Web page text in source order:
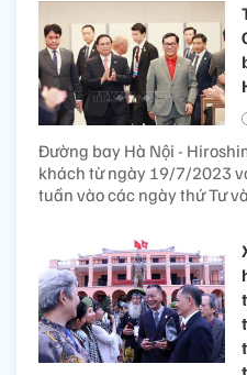
Đường bay Hà Nội -
khách từ ngày 19/7/2023
tuần vào các ngày thứ Tư